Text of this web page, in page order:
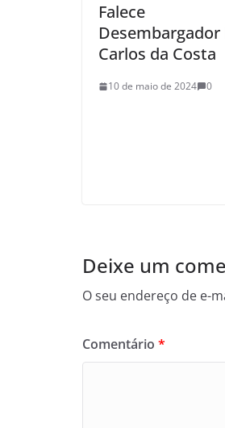
Falece
Desembargador
Carlos da Costa
10 de maio de 2024 0
Deixe um
O seu endereço de e-
Comentário *